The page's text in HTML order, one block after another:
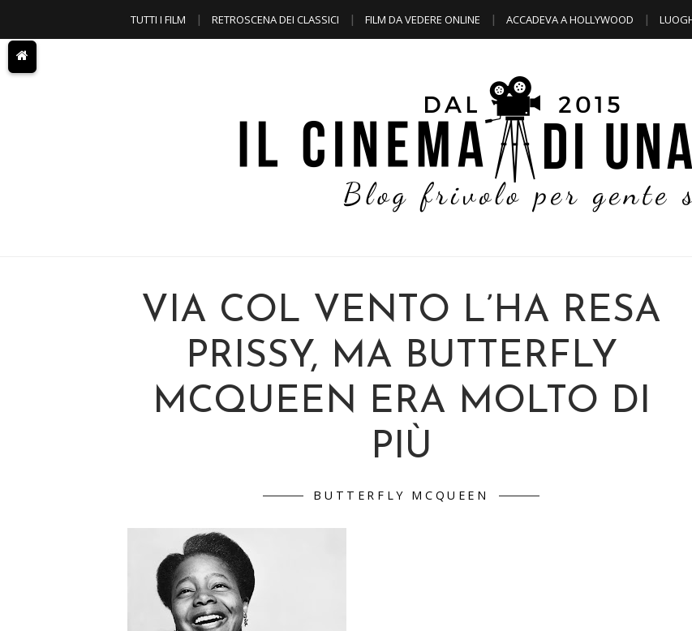
TUTTI I FILM RETROSCENA DEI CLASSICI FILM DA VEDERE ONLINE ACCADEVA A HOLLYWOOD
VIA COL VENTO L’HA RESA
PRISSY, MA BUTTERFLY
MCQUEEN ERA MOLTO DI
PIÙ
BUTTERFLY MCQUEEN